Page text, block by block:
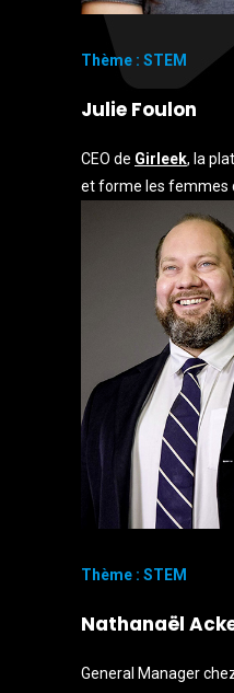
Thème : STEM
Julie Foulon
CEO de Girleek, la
et forme les femmes
Thème : STEM
Nathanaël
General Manager